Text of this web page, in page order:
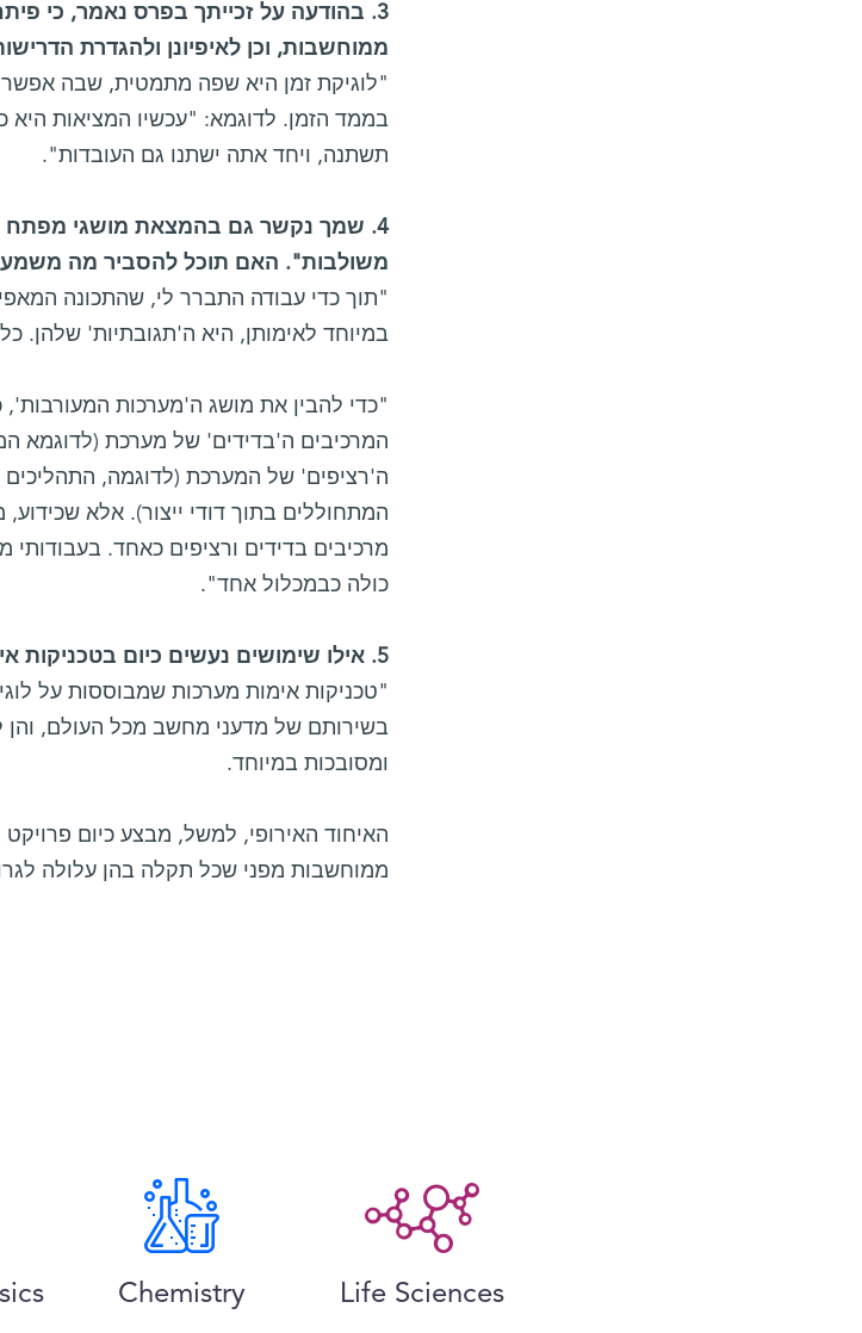
3. בהודעה על זכייתך בפרס נאמר, כי
ממוחשבות, וכן לאיפיונן ולהגדרת
"לוגיקת זמן היא שפה מתמטית, שבה אפשר
בממד הזמן. לדוגמא: "עכשיו המציאות היא
תשתנה, ויחד אתה ישתנו גם העובדות".
4. שמך נקשר גם בהמצאת מושגי מפתח
משולבות". האם תוכל להסביר מה
"תוך כדי עבודה התברר לי, שהתכונה
במיוחד לאימותן, היא ה'תגובתיות' שלהן.
"כדי להבין את מושג ה'מערכות
המרכיבים ה'בדידים' של מערכת (לדוגמא
ה'רציפים' של המערכת (לדוגמה, התהליכים
המתחוללים בתוך דודי ייצור). אלא
מרכיבים בדידים ורציפים כאחד.
כולה כבמכלול אחד".
5. אילו שימושים נעשים כיום בטכניקות אימות המערכות שפיתחת?
"טכניקות אימות מערכות שמבוססות על
בשירותם של מדעני מחשב מכל העולם, והן
ומסובכות במיוחד.
האיחוד האירופי, למשל, מבצע כיום
ממוחשבות מפני שכל תקלה בהן עלולה
Chemistry Life Sciences